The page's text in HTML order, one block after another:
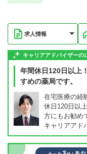
求人情報
キャリアアドバイザーの
年間休日120日以上
すめの薬局です。
在宅医療の経
休日120日以
方にもお勧め
キャリアア